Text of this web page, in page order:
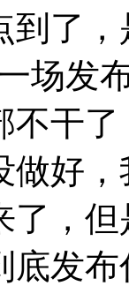
到了
场发
不干
做好
了，
底发